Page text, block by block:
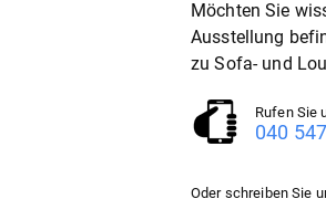
Möchten Sie
Ausstellung
zuSofa- und
Rufen Sie
040
Oder schreiben Sie